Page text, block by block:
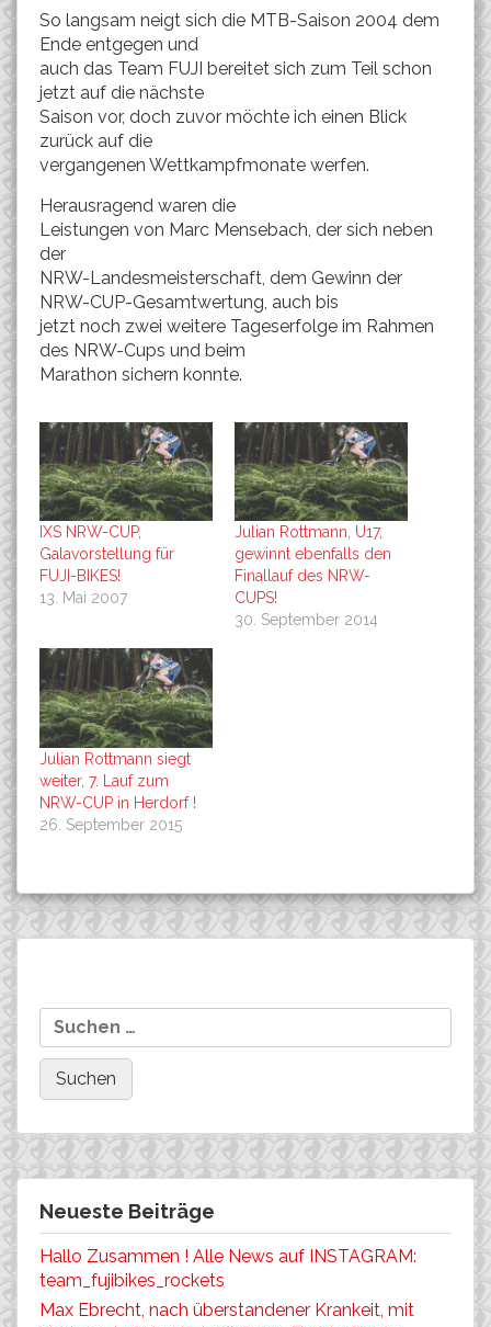
So langsam neigt sich die MTB-Saison 2004 dem
Ende entgegen und
auch das Team FUJI bereitet sich zum Teil schon
jetzt auf die nächste
Saison vor, doch zuvor möchte ich einen Blick
zurück auf die
vergangenen Wettkampfmonate werfen.
Herausragend waren die
Leistungen von Marc Mensebach, der sich neben
der
NRW-Landesmeisterschaft, dem Gewinn der
NRW-CUP-Gesamtwertung, auch bis
jetzt noch zwei weitere Tageserfolge im Rahmen
des NRW-Cups und beim
Marathon sichern konnte.
IXS NRW-CUP,
Galavorstellung für
FUJI-BIKES!
13. Mai 2007
Julian Rottmann, U17,
gewinnt ebenfalls den
Finallauf des NRW-
CUPS!
30. September 2014
Julian Rottmann siegt
weiter, 7. Lauf zum
NRW-CUP in Herdorf !
26. September 2015
Neueste Beiträge
Hallo Zusammen ! Alle News auf INSTAGRAM:
team_fujibikes_rockets
Max Ebrecht, nach überstandener Krankeit, mit